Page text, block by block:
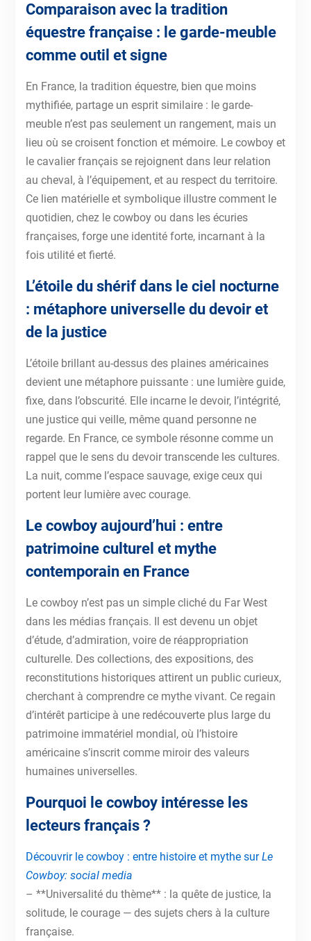
Comparaison avec la tradition
équestre française : le garde-meuble
comme outil et signe
En France, la tradition équestre, bien que moins
mythifiée, partage un esprit similaire : le garde-
meuble n’est pas seulement un rangement, mais un
lieu où se croisent fonction et mémoire. Le cowboy et
le cavalier français se rejoignent dans leur relation
au cheval, à l’équipement, et au respect du territoire.
Ce lien matérielle et symbolique illustre comment le
quotidien, chez le cowboy ou dans les écuries
françaises, forge une identité forte, incarnant à la
fois utilité et fierté.
L’étoile du shérif dans le ciel nocturne
: métaphore universelle du devoir et
de la justice
L’étoile brillant au-dessus des plaines américaines
devient une métaphore puissante : une lumière guide,
fixe, dans l’obscurité. Elle incarne le devoir, l’intégrité,
une justice qui veille, même quand personne ne
regarde. En France, ce symbole résonne comme un
rappel que le sens du devoir transcende les cultures.
La nuit, comme l’espace sauvage, exige ceux qui
portent leur lumière avec courage.
Le cowboy aujourd’hui : entre
patrimoine culturel et mythe
contemporain en France
Le cowboy n’est pas un simple cliché du Far West
dans les médias français. Il est devenu un objet
d’étude, d’admiration, voire de réappropriation
culturelle. Des collections, des expositions, des
reconstitutions historiques attirent un public curieux,
cherchant à comprendre ce mythe vivant. Ce regain
d’intérêt participe à une redécouverte plus large du
patrimoine immatériel mondial, où l’histoire
américaine s’inscrit comme miroir des valeurs
humaines universelles.
Pourquoi le cowboy intéresse les
lecteurs français ?
Découvrir le cowboy : entre histoire et mythe surLe
Cowboy: social media
– **Universalité du thème** : la quête de justice, la
solitude, le courage — des sujets chers à la culture
française.